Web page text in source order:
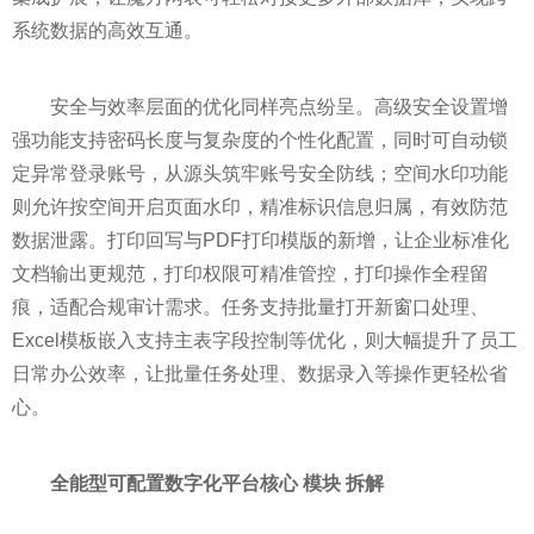
系统数据的高效互通。
安全与效率层面的优化同样亮点纷呈。高级安全设置增
强功能支持密码长度与复杂度的个性化配置，同时可自动锁
定异常登录账号，从源头筑牢账号安全防线；空间水印功能
则允许按空间开启页面水印，精准标识信息归属，有效防范
数据泄露。打印回写与PDF打印模版的新增，让企业标准化
文档输出更规范，打印权限可精准管控，打印操作全程留
痕，适配合规审计需求。任务支持批量打开新窗口处理、
Excel模板嵌入支持主表字段控制等优化，则大幅提升了员工
日常办公效率，让批量任务处理、数据录入等操作更轻松省
心。
全能型可配置数字化平台核心 模块 拆解